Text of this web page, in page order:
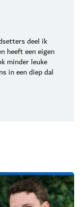
deel ik
heeft een eigen
minder leuke
in een diep dal